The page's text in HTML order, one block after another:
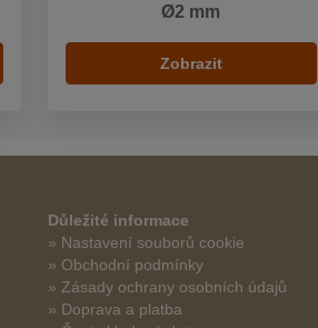
Ø2 mm
Zobrazit
Důležité informace
» Nastavení souborů cookie
» Obchodní podmínky
» Zásady ochrany osobních údajů
» Doprava a platba